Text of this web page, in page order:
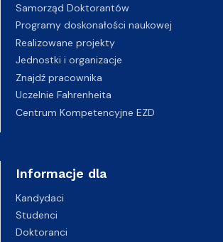
Samorząd Doktorantów
Programy doskonałości naukowej
Realizowane projekty
Jednostki i organizacje
Znajdź pracownika
Uczelnie Fahrenheita
Centrum Kompetencyjne EZD
Informacje dla
Kandydaci
Studenci
Doktoranci